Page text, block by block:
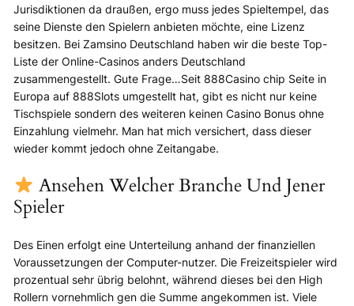
Jurisdiktionen da draußen, ergo muss jedes Spieltempel, das
seine Dienste den Spielern anbieten möchte, eine Lizenz
besitzen. Bei Zamsino Deutschland haben wir die beste Top-
Liste der Online-Casinos anders Deutschland
zusammengestellt. Gute Frage…Seit 888Casino chip Seite in
Europa auf 888Slots umgestellt hat, gibt es nicht nur keine
Tischspiele sondern des weiteren keinen Casino Bonus ohne
Einzahlung vielmehr. Man hat mich versichert, dass dieser
wieder kommt jedoch ohne Zeitangabe.
Ansehen Welcher Branche Und Jener
Spieler
Des Einen erfolgt eine Unterteilung anhand der finanziellen
Voraussetzungen der Computer-nutzer. Die Freizeitspieler wird
prozentual sehr übrig belohnt, während dieses bei den High
Rollern vornehmlich gen die Summe angekommen ist. Viele